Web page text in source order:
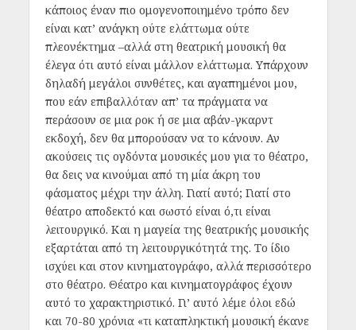
κάποιος έναν πιο ομογενοποιημένο τρόπο δεν
είναι κατ’ ανάγκη ούτε ελάττωμα ούτε
πλεονέκτημα –αλλά στη θεατρική μουσική θα
έλεγα ότι αυτό είναι μάλλον ελάττωμα. Υπάρχουν
δηλαδή μεγάλοι συνθέτες, και αγαπημένοι μου,
που εάν επιβαλλόταν απ’ τα πράγματα να
περάσουν σε μια ροκ ή σε μια αβάν-γκαρντ
εκδοχή, δεν θα μπορούσαν να το κάνουν. Αν
ακούσεις τις ογδόντα μουσικές μου για το θέατρο,
θα δεις να κινούμαι από τη μία άκρη του
φάσματος μέχρι την άλλη. Γιατί αυτό; Γιατί στο
θέατρο αποδεκτό και σωστό είναι ό,τι είναι
λειτουργικό. Και η μαγεία της θεατρικής μουσικής
εξαρτάται από τη λειτουργικότητά της. Το ίδιο
ισχύει και στον κινηματογράφο, αλλά περισσότερο
στο θέατρο. Θέατρο και κινηματογράφος έχουν
αυτό το χαρακτηριστικό. Γι’ αυτό λέμε όλοι εδώ
και 70-80 χρόνια «τι καταπληκτική μουσική έκανε